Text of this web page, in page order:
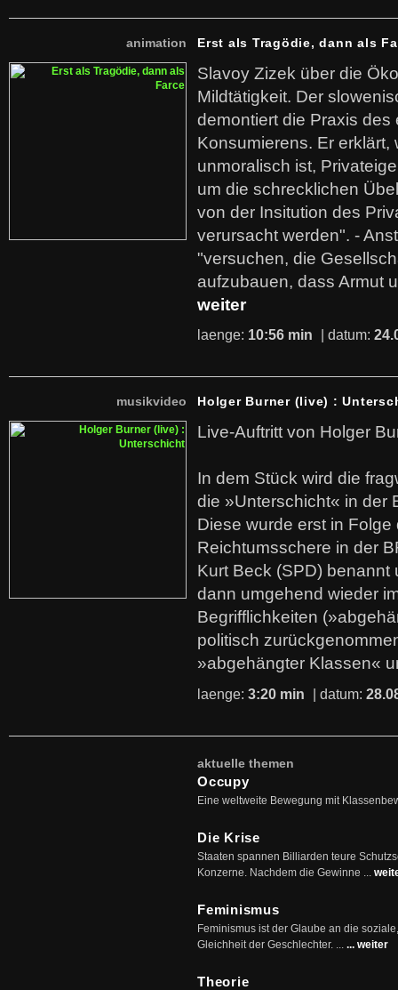
animation Erst als Tragödie, dann als
Slavoy Zizek über die
Mildtätigkeit. Der
demontiert die Praxis des
Konsumierens. Er erklärt,
unmoralisch ist,
um die schrecklichen
von der Insitution des
verursacht werden". -
"versuchen, die
aufzubauen, dass Armut
weiter
laenge: 10:56 min | datum:
musikvideo Holger Burner (live) :
Live-Auftritt von Holger
In dem Stück wird die
die »Unterschicht« in der
Diese wurde erst in
Reichtumsschere in der
Kurt Beck (SPD)
dann umgehend wieder
Begrifflichkeiten
politisch
»abgehängter Klassen«
laenge: 3:20 min | datum:
aktuelle themen
Occupy
Eine weltweite Bewegung mit
Die Krise
Staaten spannen Billiarden teure
Konzerne. Nachdem die Gewinne ...
Feminismus
Feminismus ist der Glaube an die
Gleichheit der Geschlechter. ... ... weiter
Theorie